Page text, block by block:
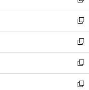
ウ
で
開
く
ン
ド
ウ
で
開
く
ウ
ィ
ン
ド
ウ
で
開
く
し
い
ウ
ィ
ン
ド
ウ
で
新
し
い
ウ
ィ
ン
ド
新
し
い
ウ
ィ
新
し
い
新